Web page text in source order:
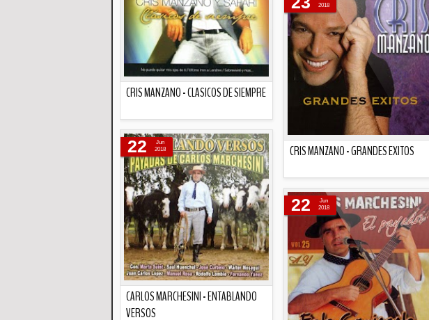
CRIS MANZANO - CLASICOS DE SIEMPRE
CRIS MANZANO - GRANDES EXITOS
2018
CARLOS MARCHESINI - ENTABLANDO
VERSOS
22
Jun
2018
22
Jun
2018